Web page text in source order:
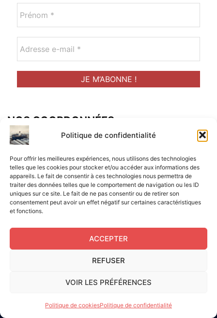
Politique de confidentialité
Pour offrir les meilleures expériences, nous utilisons des technologies
telles que les cookies pour stocker et/ou accéder aux informations des
appareils. Le fait de consentir à ces technologies nous permettra de
traiter des données telles que le comportement de navigation ou les ID
uniques sur ce site. Le fait de ne pas consentir ou de retirer son
consentement peut avoir un effet négatif sur certaines caractéristiques
et fonctions.
ACCEPTER
REFUSER
VOIR LES PRÉFÉRENCES
Politique de cookiesPolitique de confidentialité
NOS COORDONNÉES
Adresse postal :
ALCF
34 Rue René Brunen
33950 LEGE CAP-FERRET
Mail :
contact@aperitif-litteraire-cap-ferret.fr
Edité par L'Apéritif Littéraire du Cap-Ferret © 2024
par Serge Gouvernel